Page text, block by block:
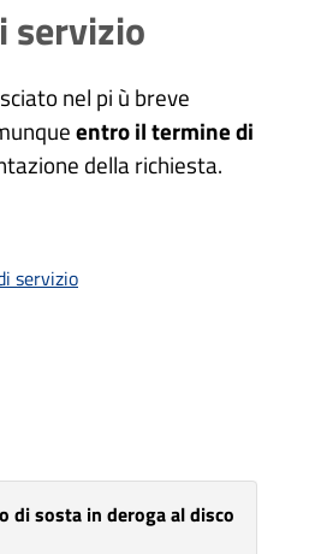
servizio
nel pi ù breve
entro il termine di
della richiesta.
servizio
di sosta in deroga al disco